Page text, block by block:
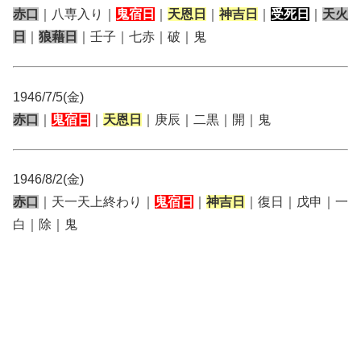
赤口
｜八専入り｜ 鬼宿日 天恩日 神吉日 受死日
天火
日
狼藉日 ｜壬子｜七赤｜破｜鬼
1946/7/5(金)
赤口
鬼宿日 天恩日 ｜庚辰｜二黒｜開｜鬼
1946/8/2(金)
赤口
｜天一天上終わり｜ 鬼宿日 神吉日
｜復日｜戊申｜一
白｜除｜鬼